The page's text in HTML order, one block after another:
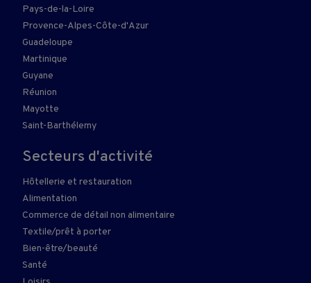
Pays-de-la-Loire
Provence-Alpes-Côte-d'Azur
Guadeloupe
Martinique
Guyane
Réunion
Mayotte
Saint-Barthélemy
Secteurs d'activité
Hôtellerie et restauration
Alimentation
Commerce de détail non alimentaire
Textile/prêt à porter
Bien-être/beauté
Santé